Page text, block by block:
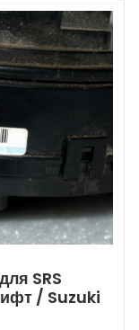
SRS
/ Suzuki